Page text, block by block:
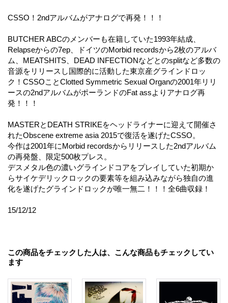
CSSO！2ndアルバムがアナログで再発！！！
BUTCHER ABCのメンバーも在籍していた1993年結成、
Relapseからの7ep、ドイツのMorbid recordsから2枚のアルバ
ム、MEATSHITS、DEAD INFECTIONなどとのsplitなど多数の
音源をリリースし国際的に活動した東京産グラインドロッ
ク！CSSOことClotted Symmetric Sexual Organの2001年リリ
ースの2ndアルバムがポーランドのFat assよりアナログ再
発！！！
MASTERとDEATH STRIKEをヘッドライナーに迎えて開催さ
れたObscene extreme asia 2015で復活を遂げたCSSO。
今作は2001年にMorbid recordsからリリースした2ndアルバム
の再発盤、限定500枚プレス。
デスメタル色の濃いグラインドコアをプレイしていた初期か
らサイケデリックロックの要素等を組み込みながら独自の進
化を遂げたグラインドロックが唯一無二！！！全6曲収録！
15/12/12
この商品をチェックした人は、こんな商品もチェックしてい
ます